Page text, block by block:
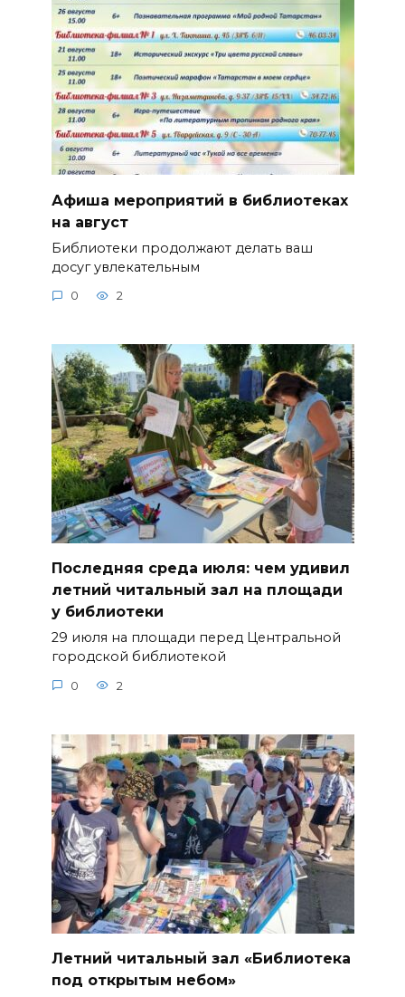
Афиша мероприятий в библиотеках
на август
Библиотеки продолжают делать ваш
досуг увлекательным
0 2
Последняя среда июля: чем удивил
летний читальный зал на площади
у библиотеки
29 июля на площади перед Центральной
городской библиотекой
0 2
Летний читальный зал «Библиотека
под открытым небом»